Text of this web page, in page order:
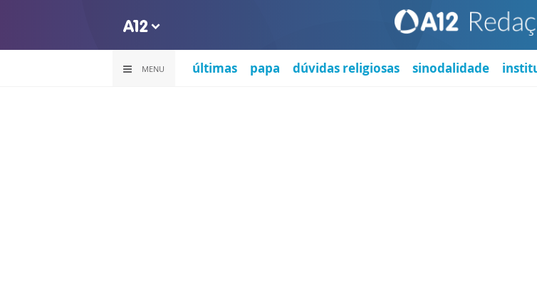
MENU últimas papa dúvidas religiosas sinodalidade